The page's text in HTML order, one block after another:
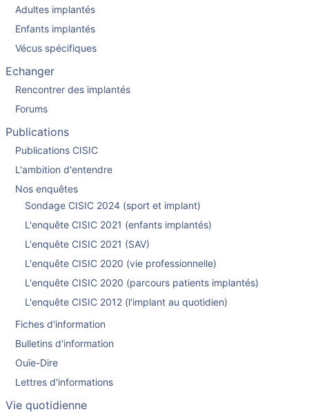
Adultes implantés
Enfants implantés
Vécus spécifiques
Echanger
Rencontrer des implantés
Forums
Publications
Publications CISIC
L'ambition d'entendre
Nos enquêtes
Sondage CISIC 2024 (sport et implant)
L'enquête CISIC 2021 (enfants implantés)
L'enquête CISIC 2021 (SAV)
L'enquête CISIC 2020 (vie professionnelle)
L'enquête CISIC 2020 (parcours patients implantés)
L'enquête CISIC 2012 (l'implant au quotidien)
Fiches d'information
Bulletins d'information
Ouïe-Dire
Lettres d'informations
Vie quotidienne